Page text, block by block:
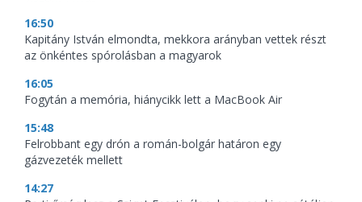
16:50
Kapitány István elmondta, mekkora arányban vettek részt
az önkéntes spórolásban a magyarok
16:05
Fogytán a memória, hiánycikk lett a MacBook Air
15:48
Felrobbant egy drón a román-bolgár határon egy
gázvezeték mellett
14:27